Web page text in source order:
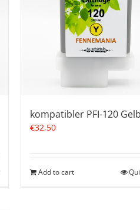
kompatibler PFI-120 Gelb
€32,50
Add to cart